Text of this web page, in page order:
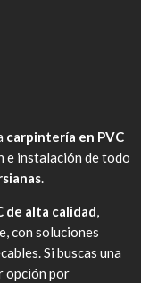
carpintería en PVC
e instalación de todo
.
de alta calidad,
con soluciones
Si buscas una
opción por